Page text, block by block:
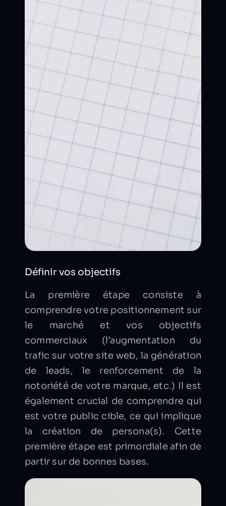
Définir vos objectifs
La première étape consiste à
comprendre votre positionnement sur
le marché et vos objectifs
commerciaux (l’augmentation du
trafic sur votre site web, la génération
de leads, le renforcement de la
notoriété de votre marque, etc.) Il est
également crucial de comprendre qui
est votre public cible, ce qui implique
la création de persona(s). Cette
première étape est primordiale afin de
partir sur de bonnes bases.